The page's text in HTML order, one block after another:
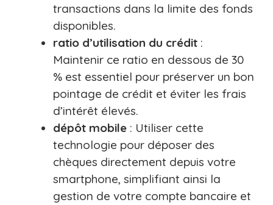
transactions dans la limite des fonds
disponibles.
ratio d’utilisation du crédit :
Maintenir ce ratio en dessous de 30
% est essentiel pour préserver un bon
pointage de crédit et éviter les frais
d’intérêt élevés.
dépôt mobile : Utiliser cette
technologie pour déposer des
chèques directement depuis votre
smartphone, simplifiant ainsi la
gestion de votre compte bancaire et